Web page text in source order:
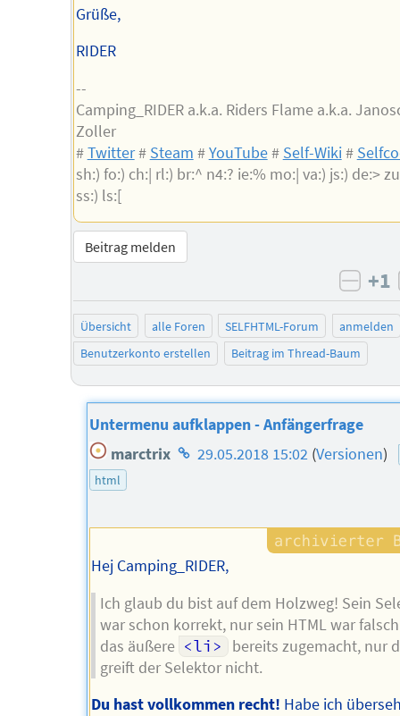
Grüße,
RIDER
--
Camping_RIDER a.k.a. Riders Flame a.k.a.
Zoller
#Twitter# Steam #YouTube# Self-Wiki#
sh:) fo:) ch:| rl:) br:^ n4:? ie:% mo:| va:) js:) de:>
ss:) ls:[
Beitrag melden
+1
Übersicht alle Foren SELFHTML-Forum
anmelden
Benutzerkonto erstellen
Beitrag im Thread-Baum
Untermenu aufklappen - Anfängerfrage
marctrix Homepage
29.05.2018 15:02 (Versionen)
html
Hej Camping_RIDER,
Ich glaub du bist auf dem Holzweg! Sein
war schon korrekt, nur sein HTML war
das äußere <li>
bereits zugemacht, nur
greift der Selektor nicht.
Du hast vollkommen recht! Habe ich